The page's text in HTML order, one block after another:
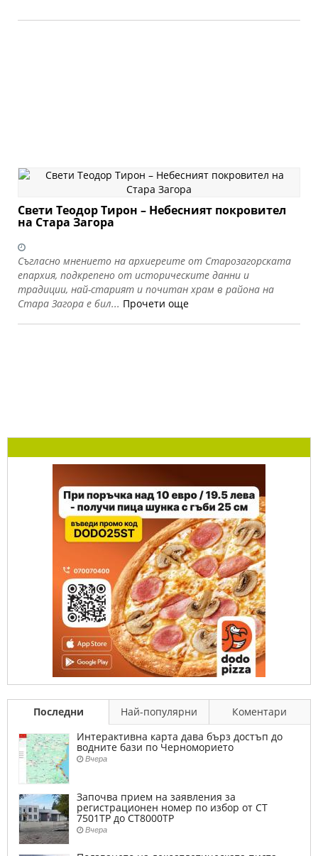
Свети Теодор Тирон – Небесният покровител
на Стара Загора
Съгласно мнението на архиереите от Старозагорската
епархия, подкрепено от историческите данни и
традиции, най-старият и почитан храм в района на
Стара Загора е бил... Прочети още
Последни Най-популярни
Коментари
Интерактивна карта дава бърз достъп до
водните бази по Черноморието
Вчера
Започва прием на заявления за
регистрационен номер по избор от СТ
7501ТР до СТ8000ТР
Вчера